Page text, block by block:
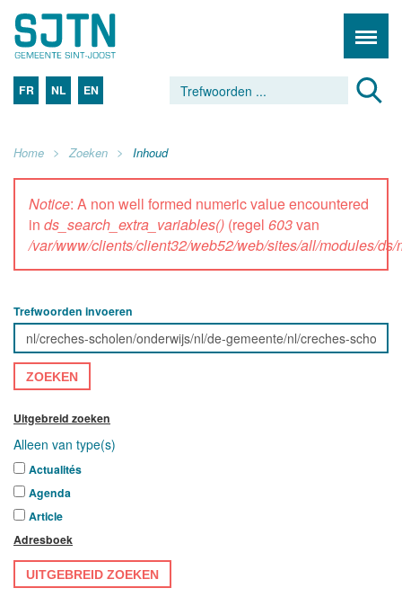
FR NL EN
Home Zoeken Inhoud
Notice: A non well formed numeric value encountered
in ds_search_extra_variables() (regel 603van
/var/www/clients/client32/web52/web/sites/all/modules/
Trefwoorden invoeren
ZOEKEN
Uitgebreid zoeken
Alleen van type(s)
Actualités
Agenda
Article
Adresboek
UITGEBREID ZOEKEN